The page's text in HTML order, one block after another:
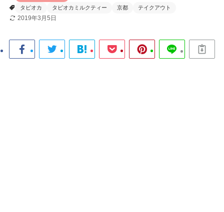
タピオカ
タピオカミルクティー 京都 テイクアウト
2019年3月5日